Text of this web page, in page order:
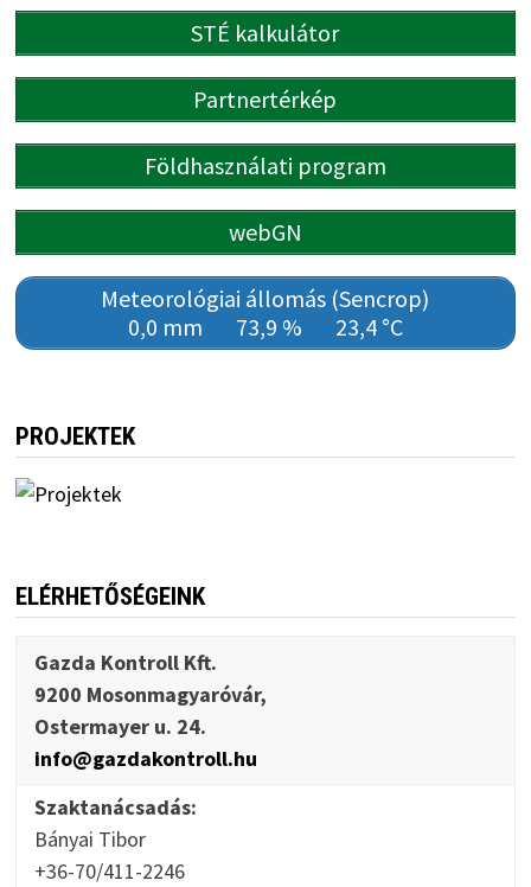
STÉ kalkulátor
Partnertérkép
Földhasználati program
webGN
Meteorológiai állomás (Sencrop)
0,0 mm
73,9 % 23,4 °C
PROJEKTEK
ELÉRHETŐSÉGEINK
Gazda Kontroll Kft.
9200 Mosonmagyaróvár,
Ostermayer u. 24.
info@gazdakontroll.hu
Szaktanácsadás:
Bányai Tibor
+36-70/411-2246